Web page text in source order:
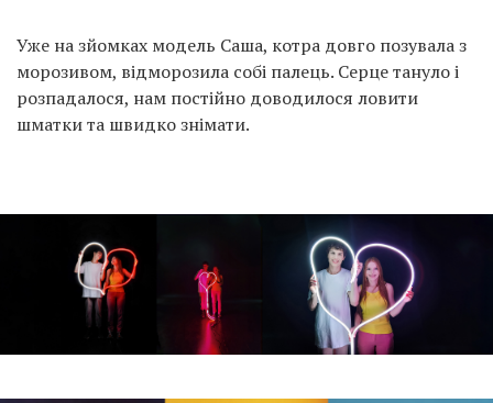
Уже на зйомках модель Саша, котра довго позувала з
морозивом, відморозила собі палець. Серце тануло і
розпадалося, нам постійно доводилося ловити
шматки та швидко знімати.